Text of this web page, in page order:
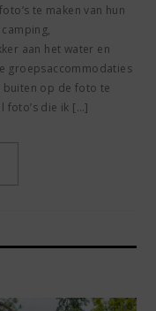
te maken van hun
aan het water en
groepsaccommodaties
buiten op de foto te
foto’s die ik […]